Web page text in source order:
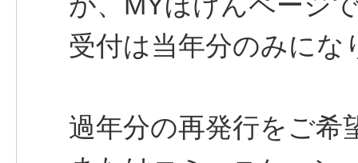
受付は当年分のみにな
過年分の再発行をご希